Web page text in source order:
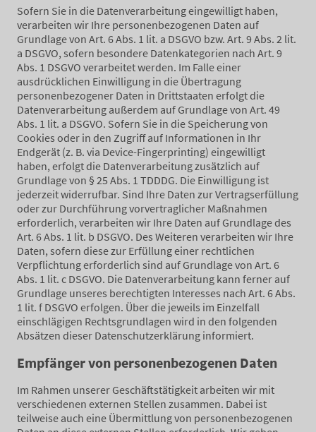
Sofern Sie in die Datenverarbeitung eingewilligt haben,
verarbeiten wir Ihre personenbezogenen Daten auf
Grundlage von Art. 6 Abs. 1 lit. a DSGVO bzw. Art. 9 Abs. 2 lit.
a DSGVO, sofern besondere Datenkategorien nach Art. 9
Abs. 1 DSGVO verarbeitet werden. Im Falle einer
ausdrücklichen Einwilligung in die Übertragung
personenbezogener Daten in Drittstaaten erfolgt die
Datenverarbeitung außerdem auf Grundlage von Art. 49
Abs. 1 lit. a DSGVO. Sofern Sie in die Speicherung von
Cookies oder in den Zugriff auf Informationen in Ihr
Endgerät (z. B. via Device-Fingerprinting) eingewilligt
haben, erfolgt die Datenverarbeitung zusätzlich auf
Grundlage von § 25 Abs. 1 TDDDG. Die Einwilligung ist
jederzeit widerrufbar. Sind Ihre Daten zur Vertragserfüllung
oder zur Durchführung vorvertraglicher Maßnahmen
erforderlich, verarbeiten wir Ihre Daten auf Grundlage des
Art. 6 Abs. 1 lit. b DSGVO. Des Weiteren verarbeiten wir Ihre
Daten, sofern diese zur Erfüllung einer rechtlichen
Verpflichtung erforderlich sind auf Grundlage von Art. 6
Abs. 1 lit. c DSGVO. Die Datenverarbeitung kann ferner auf
Grundlage unseres berechtigten Interesses nach Art. 6 Abs.
1 lit. f DSGVO erfolgen. Über die jeweils im Einzelfall
einschlägigen Rechtsgrundlagen wird in den folgenden
Absätzen dieser Datenschutzerklärung informiert.
Empfänger von personenbezogenen Daten
Im Rahmen unserer Geschäftstätigkeit arbeiten wir mit
verschiedenen externen Stellen zusammen. Dabei ist
teilweise auch eine Übermittlung von personenbezogenen